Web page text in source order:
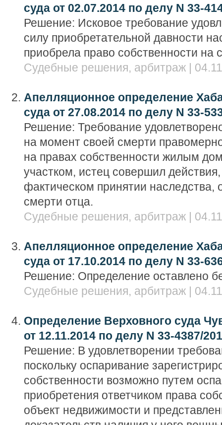
суда от 02.07.2014 по делу N 33-
Решение: Исковое требование
силу приобретательной давности
приобрела право собственности на
Судебные решения, арбитраж |
Апелляционное определение
суда от 27.08.2014 по делу N 33-
Решение: Требование
на момент своей смерти
на правах собственности жилым
участком, истец совершил
фактическом принятии наследства,
смерти отца.
Судебные решения, арбитраж |
Апелляционное определение
суда от 17.10.2014 по делу N 33-
Решение: Определение оставлено
Судебные решения, арбитраж |
Определение Верховного суда
от 12.11.2014 по делу N 33-4387/
Решение: В удовлетворении
поскольку оспаривание
собственности возможно путем
приобретения ответчиком права
объект недвижимости и